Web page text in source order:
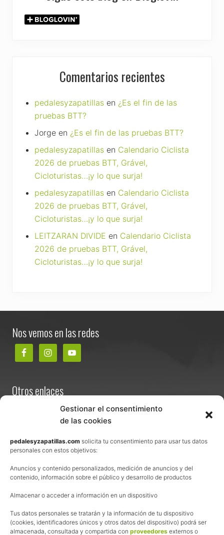
Gestionar el consentimiento
de las cookies
pedalesyzapatillas.com solicita tu consentimiento para usar tus datos
personales con estos objetivos:
Anuncios y contenido personalizados, medición de anuncios y del
contenido, información sobre el público y desarrollo de productos
Almacenar o acceder a información en un dispositivo
Tus datos personales se tratarán y la información de tu dispositivo
(cookies, identificadores únicos y otros datos del dispositivo) podrá ser
almacenada, consultada y compartida con proveedores externos o
Comentarios recientes
pedalesyzapatillas en ¿Es el fin de las
pruebas BTT?
Jorge en ¿Es el fin de las pruebas BTT?
pedalesyzapatillas en Calendario Ciclista
2026 de pruebas BTT, Grável,
Cicloturistas…¡y lo que surja!
pedalesyzapatillas en Calendario Ciclista
2026 de pruebas BTT, Grável,
Cicloturistas…¡y lo que surja!
LEITZARAN DIVIDE en Calendario Ciclista
2026 de pruebas BTT, Grável,
Cicloturistas…¡y lo que surja!
Nos vemos en las redes
Otros enlaces
Términos y condiciones de venta
Política de privacidad
Política de cookies
Afiliación